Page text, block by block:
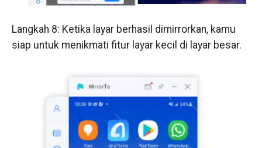
Langkah 8: Ketika layar berhasil dimirrorkan, kamu
siap untuk menikmati fitur layar kecil di layar besar.